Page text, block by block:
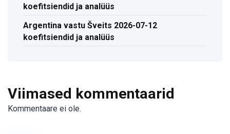
koefitsiendid ja analüüs
Argentina vastu Šveits 2026-07-12
koefitsiendid ja analüüs
Viimased kommentaarid
Kommentaare ei ole.